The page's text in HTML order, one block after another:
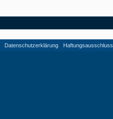
Datenschutzerklärung Haftungsausschluss